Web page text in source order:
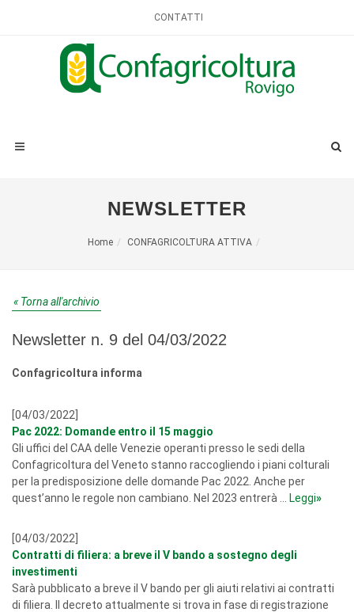
CONTATTI
NEWSLETTER
Home CONFAGRICOLTURA ATTIVA
« Torna all'archivio
Newsletter n. 9 del 04/03/2022
Confagricoltura informa
[04/03/2022]
Pac 2022: Domande entro il 15 maggio
Gli uffici del CAA delle Venezie operanti presso le sedi della
Confagricoltura del Veneto stanno raccogliendo i piani colturali
per la predisposizione delle domande Pac 2022. Anche per
quest’anno le regole non cambiano. Nel 2023 entrerà ...
Leggi»
[04/03/2022]
Contratti di filiera: a breve il V bando a sostegno degli
investimenti
Sarà pubblicato a breve il V bando per gli aiuti relativi ai contratti
di filiera. Il decreto attualmente si trova in fase di registrazione